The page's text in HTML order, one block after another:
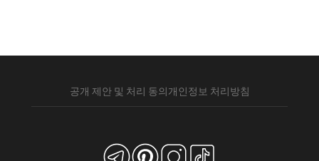
공개 제안 및 처리 동의개인정보 처리방침